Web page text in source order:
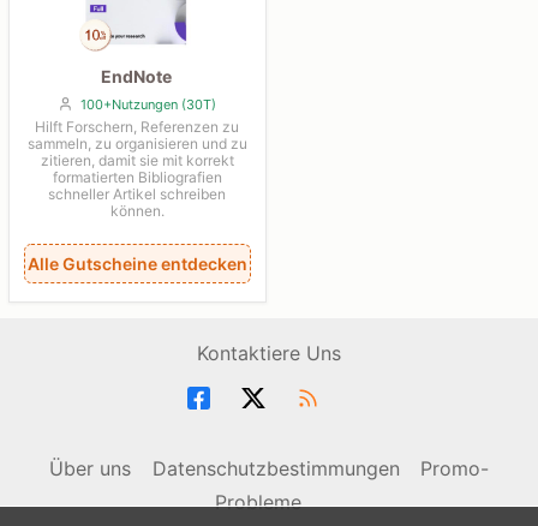
EndNote
100+Nutzungen (30T)
Hilft Forschern, Referenzen zu
sammeln, zu organisieren und zu
zitieren, damit sie mit korrekt
formatierten Bibliografien
schneller Artikel schreiben
können.
Alle Gutscheine entdecken
Kontaktiere Uns
Über uns Datenschutzbestimmungen
Promo-
Probleme